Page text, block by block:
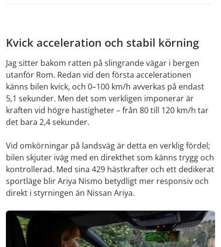
Kvick acceleration och stabil körning
Jag sitter bakom ratten på slingrande vägar i bergen
utanför Rom. Redan vid den första accelerationen
känns bilen kvick, och 0–100 km/h avverkas på endast
5,1 sekunder. Men det som verkligen imponerar är
kraften vid högre hastigheter – från 80 till 120 km/h tar
det bara 2,4 sekunder.
Vid omkörningar på landsväg är detta en verklig fördel;
bilen skjuter iväg med en direkthet som känns trygg och
kontrollerad. Med sina 429 hästkrafter och ett dedikerat
sportläge blir Ariya Nismo betydligt mer responsiv och
direkt i styrningen än Nissan Ariya.